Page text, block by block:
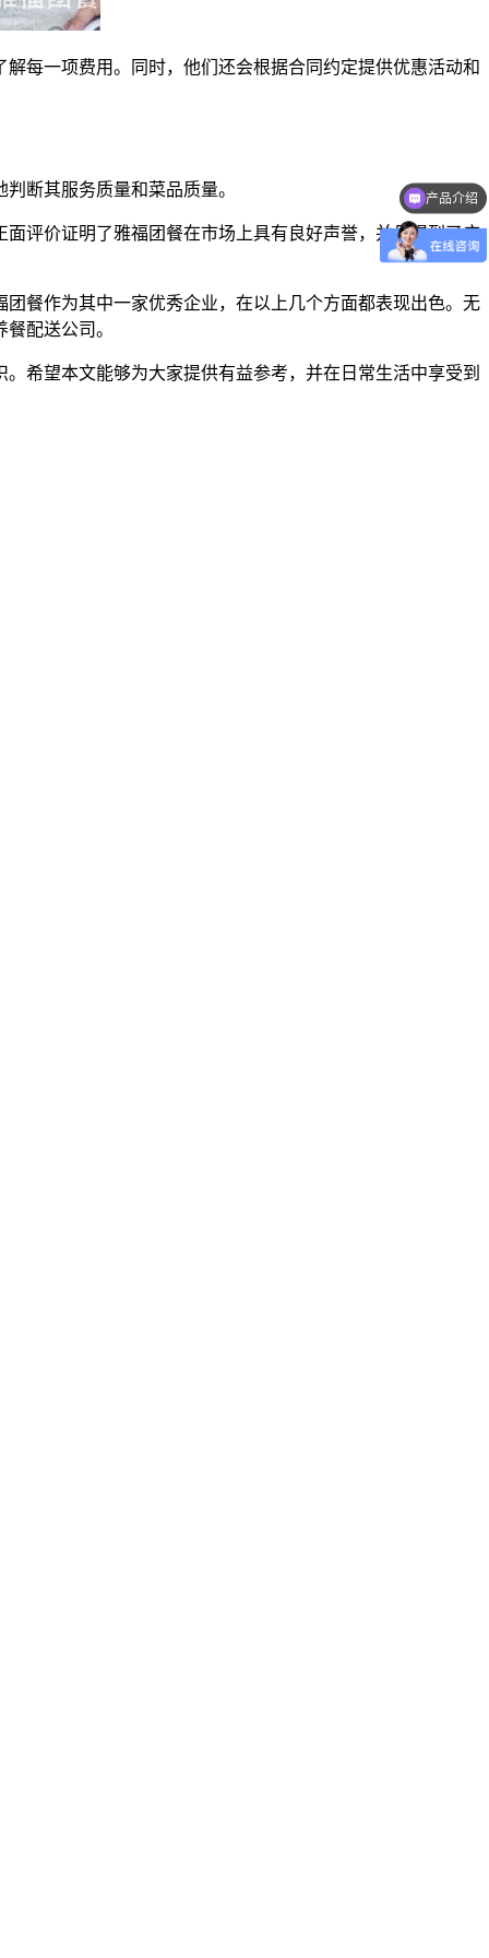
每一项费用。同时，他们还会根据合同约定提供优惠活动和
断其服务质量和菜品质量。
评价证明了雅福团餐在市场上具有良好声誉，并且得到了广
餐作为其中一家优秀企业，在以上几个方面都表现出色。无
配送公司。
希望本文能够为大家提供有益参考，并在日常生活中享受到
产品介绍